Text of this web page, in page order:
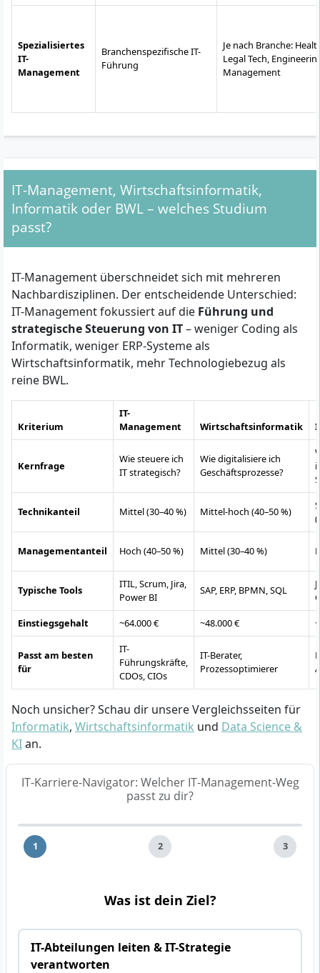
Spezialisiertes
IT-
Management
Branchenspezifische IT-
Führung
Je nach Branche:
Legal Tech,
Management
IT-Management, Wirtschaftsinformatik,
Informatik oder BWL – welches Studium
passt?
IT-Management überschneidet sich mit mehreren
Nachbardisziplinen. Der entscheidende Unterschied:
IT-Management fokussiert auf die Führung und
strategische Steuerung von IT– weniger Coding als
Informatik, weniger ERP-Systeme als
Wirtschaftsinformatik, mehr Technologiebezug als
reine BWL.
Kriterium
IT-
Management
Wirtschaftsinformatik
Kernfrage
Wie steuere ich
IT strategisch?
Wie digitalisiere ich
Geschäftsprozesse?
Technikanteil Mittel (30–40 %) Mittel-hoch (40–50 %)
Managementanteil Hoch (40–50 %) Mittel (30–40 %)
Typische Tools
ITIL, Scrum, Jira,
Power BI
SAP, ERP, BPMN, SQL
Einstiegsgehalt
~64.000 € ~48.000 €
Passt am besten
für
IT-
Führungskräfte,
CDOs, CIOs
IT-Berater,
Prozessoptimierer
Noch unsicher? Schau dir unsere Vergleichsseiten für
Informatik, Wirtschaftsinformatik und Data Science &
KIan.
IT-Karriere-Navigator: Welcher IT-Management-Weg
passt zu dir?
1 2 3
Was ist dein Ziel?
IT-Abteilungen leiten & IT-Strategie
verantworten